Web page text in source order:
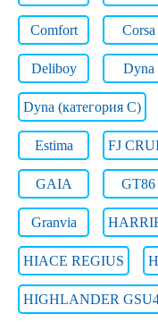
Comfort Corsa
Deliboy Dyna
Dyna (категория C)
Estima FJ
GAIA GT86
Granvia
HIACE REGIUS
HIGHLANDER